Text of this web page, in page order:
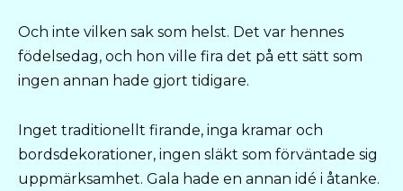
Och inte vilken sak som helst. Det var hennes
födelsedag, och hon ville fira det på ett sätt som
ingen annan hade gjort tidigare.
Inget traditionellt firande, inga kramar och
bordsdekorationer, ingen släkt som förväntade sig
uppmärksamhet. Gala hade en annan idé i åtanke.